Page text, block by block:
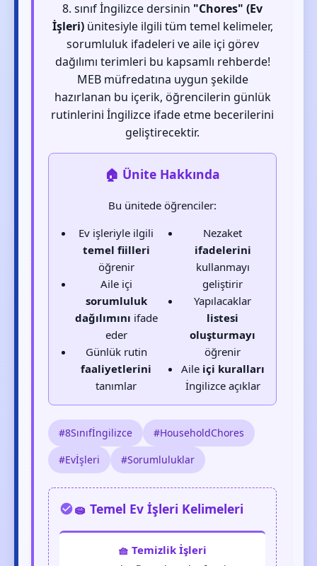
8. sınıf İngilizce dersinin "Chores" (Ev
İşleri)ünitesiyle ilgili tüm temel kelimeler,
sorumluluk ifadeleri ve aile içi görev
dağılımı terimleri bu kapsamlı rehberde!
MEB müfredatına uygun şekilde
hazırlanan bu içerik, öğrencilerin günlük
rutinlerini İngilizce ifade etme becerilerini
geliştirecektir.
🏠 Ünite Hakkında
Bu ünitede öğrenciler:
Ev işleriyle ilgili
temel fiilleri
öğrenir
Aile içi
sorumluluk
dağılımını ifade
eder
Günlük rutin
faaliyetlerini
tanımlar
Nezaket
ifadelerini
kullanmayı
geliştirir
Yapılacaklar
listesi
oluşturmayı
öğrenir
Aile içi kuralları
İngilizce açıklar
#8Sınıfİngilizce
#HouseholdChores
#Evİşleri
#Sorumluluklar
🧽 Temel Ev İşleri Kelimeleri
🧺 Temizlik İşleri